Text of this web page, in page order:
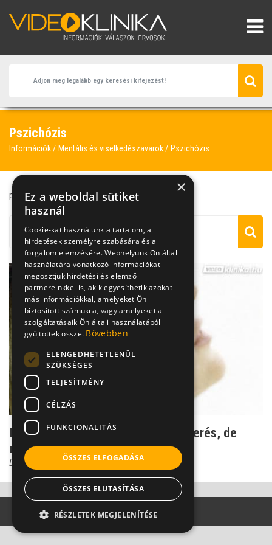
Pszichózis
Információk Mentális és viselkedészavarok Pszichózis
pszichiáter személyiségzavar
Elmebeteg vagyok! Szörnyű felismerés, de
nélküle nincs előre...
Dr. Csernus Imre
×
Ez a weboldal sütiket
használ
Cookie-kat használunk a tartalom, a
hirdetések személyre szabására és a
forgalom elemzésére. Webhelyünk Ön általi
használatára vonatkozó információkat
megosztjuk hirdetési és elemző
partnereinkkel is, akik egyesíthetik azokat
más információkkal, amelyeket Ön
biztosított számukra, vagy amelyeket a
szolgáltatásaik Ön általi használatából
gyűjtöttek össze. Bővebben
ELENGEDHETETLENÜL
SZÜKSÉGES
TELJESÍTMÉNY
CÉLZÁS
FUNKCIONALITÁS
ÖSSZES ELFOGADÁSA
ÖSSZES ELUTASÍTÁSA
RÉSZLETEK MEGJELENÍTÉSE